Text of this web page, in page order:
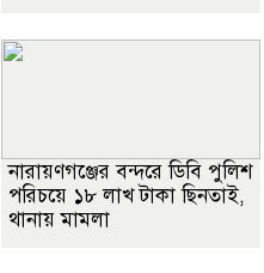
নারায়ণগঞ্জের বন্দরে ডিবি পুলিশ
পরিচয়ে ১৮ লাখ টাকা ছিনতাই,
থানায় মামলা